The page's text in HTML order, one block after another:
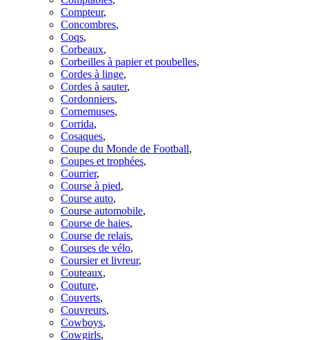
Compteur,
Concombres,
Coqs,
Corbeaux,
Corbeilles à papier et poubelles,
Cordes à linge,
Cordes à sauter,
Cordonniers,
Cornemuses,
Corrida,
Cosaques,
Coupe du Monde de Football,
Coupes et trophées,
Courrier,
Course à pied,
Course auto,
Course automobile,
Course de haies,
Course de relais,
Courses de vélo,
Coursier et livreur,
Couteaux,
Couture,
Couverts,
Couvreurs,
Cowboys,
Cowgirls,